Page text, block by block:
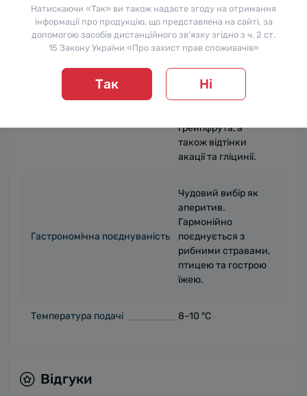
Мінеральний,
свіжий і
гармонійний.
Витончений і
стійкий перляж.
Фруктові ноти
грейпфрута, а
також відтінки
акації та гліцинії.
Гастрономічна поєднуваність
Чудовий вибір як
аперитив.
Гармонійно
поєднується з
рибними стравами,
птицею та гострою
їжею.
Температура подачі 8–10 °C
Відгуки
Натискаючи «Так» ви також надаєте згоду на отримання
інформації про продукцію, що представлена на сайті, за
допомогою засобів дистанційного зв’язку згідно з ч. 2 ст.
15 Закону України «Про захист прав споживачів»
Так Ні